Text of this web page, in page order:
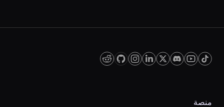
preferences for cropping parameters, aspect
you to tailor the cropping process to meet the
specific requirements of your project.
منصة